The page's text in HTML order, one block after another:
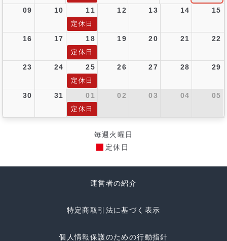
09 10 11 12 13 14 15
定休日
16 17 18 19 20 21 22
定休日
23 24 25 26 27 28 29
定休日
30 31 01 02 03 04 05
定休日
毎週火曜日
定休日
運営者の紹介
特定商取引法に基づく表示
個人情報保護のための行動指針